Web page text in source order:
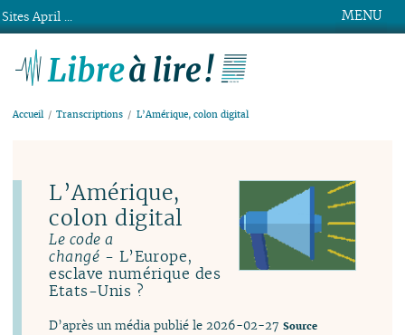
MENU
Accueil Transcriptions L’Amérique, colon digital
L’Amérique,
colon digital
Le code a
changé - L’Europe,
esclave numérique des
Etats-Unis ?
D’après un média publié le 2026-02-27 Source
Sites April ...